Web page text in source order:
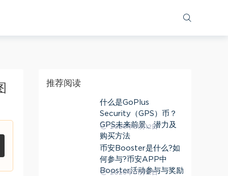
推荐阅读
什么是GoPlus
Security（GPS）币？
GPS未来前景、潜力及
购买方法
2026年01月12日
币安Booster是什么?如
何参与?币安APP中
Booster活动参与与奖励
2026年01月12日